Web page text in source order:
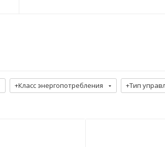
+Класс энергопотребления +Тип